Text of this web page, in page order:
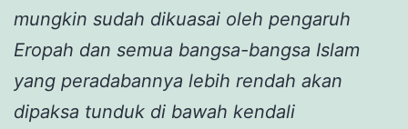
mungkin sudah dikuasai oleh pengaruh
Eropah dan semua bangsa-bangsa Islam
yang peradabannya lebih rendah akan
dipaksa tunduk di bawah kendali